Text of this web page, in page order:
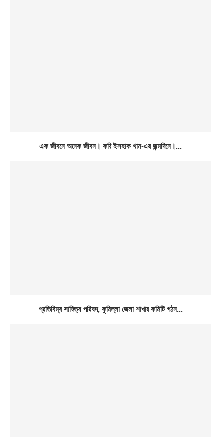
এক জীবনে অনেক জীবন। কবি ইসহাক খান-এর জন্মদিনে।...
প্রতিবিম্ব সাহিত্য পরিষদ, কুমিল্লা জেলা শাখার কমিটি গঠন...